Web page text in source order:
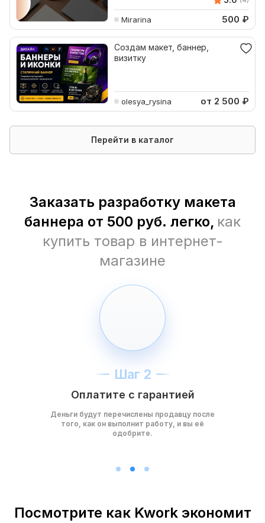
Mirarina 500 ₽
Создам макет, баннер,
визитку
olesya_rysina от 2 500 ₽
Перейти в каталог
Заказать разработку макета
баннера от 500 руб. легко, как
купить товар в интернет-
магазине
Шаг 2
Оплатите с гарантией
Деньги будут перечислены продавцу после
того, как он выполнит работу, и вы её
одобрите.
Посмотрите как Kwork экономит